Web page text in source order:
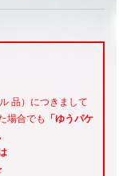
品）につきまして
場合でも
「ゆうパケ